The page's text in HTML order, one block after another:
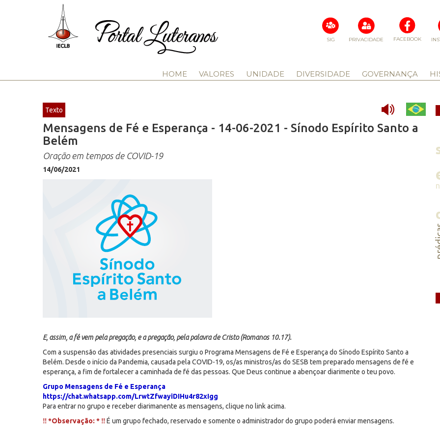
FACEBOOK
PRIVACIDADE
SIG
HOME VALORES UNIDADE DIVERSIDADE GOVERNANÇA
Texto
Mensagens de Fé e Esperança - 14-06-2021 - Sínodo Espírito Santo a
Belém
Oração em tempos de COVID-19
14/06/2021
E, assim, a fé vem pela pregação, e a pregação, pela palavra de Cristo (Romanos 10.17).
Com a suspensão das atividades presenciais surgiu o Programa Mensagens de Fé e Esperança do Sínodo Espírito Santo a
Belém. Desde o início da Pandemia, causada pela COVID-19, os/as ministros/as do SESB tem preparado mensagens de fé e
esperança, a fim de fortalecer a caminhada de fé das pessoas. Que Deus continue a abençoar diarimente o teu povo.
Grupo Mensagens de Fé e Esperança
https://chat.whatsapp.com/LrwtZfwayiDIHu4r82xIgg
Para entrar no grupo e receber diarimanente as mensagens, clique no link acima.
‼️ *Observação: * ‼️É um grupo fechado, reservado e somente o administrador do grupo poderá enviar mensagens.